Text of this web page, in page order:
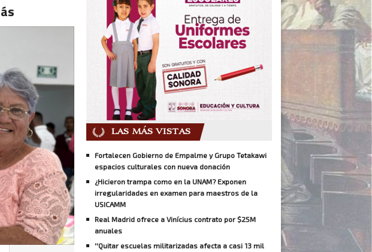
LAS MÁS VISTAS
Fortalecen Gobierno de Empalme y Grupo Tetakawi
espacios culturales con nueva donación
¿Hicieron trampa como en la UNAM? Exponen
irregularidades en examen para maestros de la
USICAMM
Real Madrid ofrece a Vinícius contrato por $25M
anuales
''Quitar escuelas militarizadas afecta a casi 13 mil